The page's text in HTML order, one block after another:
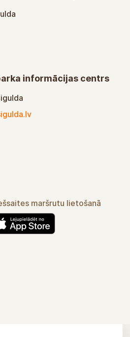
informācijas centrs
maršrutu lietošanā